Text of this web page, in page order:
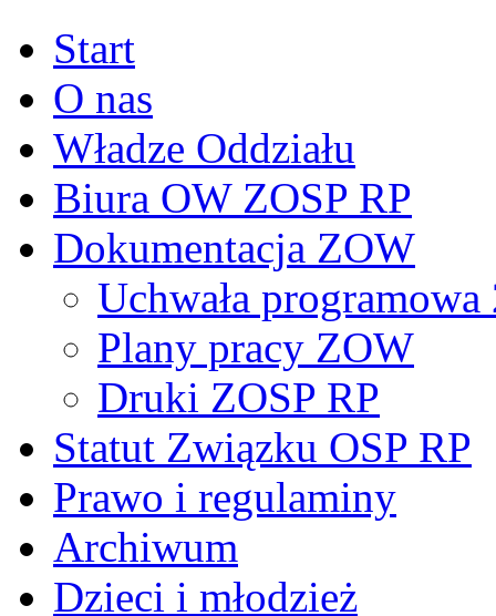
Start
O nas
Władze Oddziału
Biura OW ZOSP RP
Dokumentacja ZOW
Uchwała
Plany pracy ZOW
Druki ZOSP RP
Statut Związku OSP RP
Prawo i regulaminy
Archiwum
Dzieci i młodzież